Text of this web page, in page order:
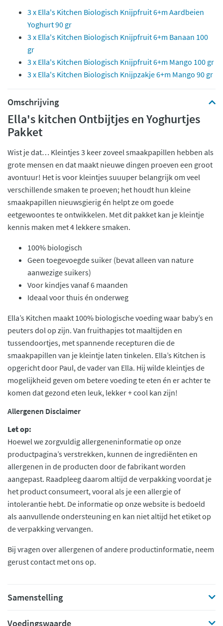
3 x Ella's Kitchen Biologisch Knijpfruit 6+m Aardbeien
Yoghurt 90 gr
3 x Ella's Kitchen Biologisch Knijpfruit 6+m Banaan 100
gr
3 x Ella's Kitchen Biologisch Knijpfruit 6+m Mango 100 gr
3 x Ella's Kitchen Biologisch Knijpzakje 6+m Mango 90 gr
Omschrijving
Ella's kitchen Ontbijtjes en Yoghurtjes
Pakket
Wist je dat… Kleintjes 3 keer zoveel smaakpapillen hebben als
grote mensen en dat maakt nieuwe dingen proeven een groot
avontuur! Het is voor kleintjes suuuper belangrijk om veel
verschillende smaken te proeven; het houdt hun kleine
smaakpapillen nieuwsgierig én helpt ze om goede
eetgewoontes te ontwikkelen. Met dit pakket kan je kleintje
kennis maken met 4 lekkere smaken.
100% biologisch
Geen toegevoegde suiker (bevat alleen van nature
aanwezige suikers)
Voor kindjes vanaf 6 maanden
Ideaal voor thuis én onderweg
Ella’s Kitchen maakt 100% biologische voeding waar baby’s en
peuters dol op zijn. Van fruithapjes tot maaltijden en
tussendoortjes, met spannende recepturen die de
smaakpapillen van je kleintje laten tinkelen. Ella’s Kitchen is
opgericht door Paul, de vader van Ella. Hij wilde kleintjes de
mogelijkheid geven om betere voeding te eten én er achter te
komen dat gezond eten leuk, lekker + cool kan zijn!
Allergenen Disclaimer
Let op:
Hoewel we zorgvuldig allergeneninformatie op onze
productpagina’s verstrekken, kunnen de ingrediënten en
allergenen in de producten door de fabrikant worden
aangepast. Raadpleeg daarom altijd de verpakking voordat je
het product consumeert, vooral als je een allergie of
intolerantie hebt. De informatie op onze website is bedoeld
als aanvullende ondersteuning en kan niet altijd het etiket op
de verpakking vervangen.
Bij vragen over allergenen of andere productinformatie, neem
gerust contact met ons op.
Samenstelling
Voedingswaarde